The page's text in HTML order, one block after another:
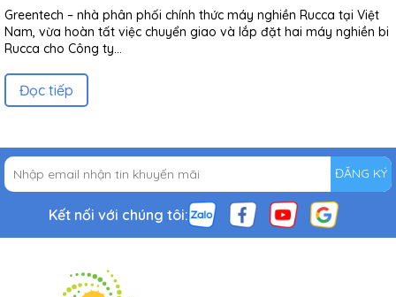
Greentech – nhà phân phối chính thức máy nghiền Rucca tại Việt
Nam, vừa hoàn tất việc chuyển giao và lắp đặt hai máy nghiền bi
Rucca cho Công ty...
Đọc tiếp
ĐĂNG KÝ
Kết nối với chúng tôi: